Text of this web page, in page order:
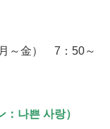
～金） 7：50～
나쁜 사랑）